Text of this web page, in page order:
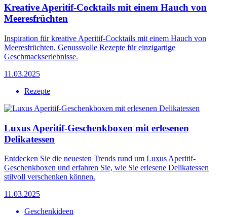
Kreative Aperitif-Cocktails mit einem Hauch von
Meeresfrüchten
Inspiration für kreative Aperitif-Cocktails mit einem Hauch von
Meeresfrüchten. Genussvolle Rezepte für einzigartige
Geschmackserlebnisse.
11.03.2025
Rezepte
Luxus Aperitif-Geschenkboxen mit erlesenen
Delikatessen
Entdecken Sie die neuesten Trends rund um Luxus Aperitif-
Geschenkboxen und erfahren Sie, wie Sie erlesene Delikatessen
stilvoll verschenken können.
11.03.2025
Geschenkideen